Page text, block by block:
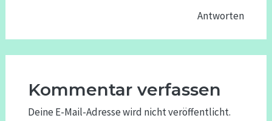
Antworten
Kommentar verfassen
Deine E-Mail-Adresse wird nicht veröffentlicht.